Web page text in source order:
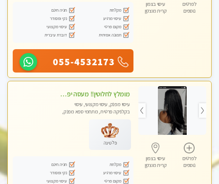
לפרטים
נוספים
עיסוי בצפון
קרית מוצקין
מקלחת
חניה חינם
עיסוי מרגיע
נקי ומסודר
מקום פרטי
עיסוי מקצועי
תמונה אמיתית
דוברת עיברית
055-4532173
לפרטים
נוספים
עיסוי בצפון
קרית מוצקין
מומלץ לחלוטין!! מעסה יפה איכותית מקצועית ומפנקת מאוד.פרטי.מומלץ בחום.
עיסוי מפנק, עיסוי מקצועי, עיסוי
בקלניקה פרטית, מתחמי ספא מפנק,
פלטינה
מקלחת
חניה חינם
עיסוי מרגיע
נקי ומסודר
מקום פרטי
עיסוי מקצועי